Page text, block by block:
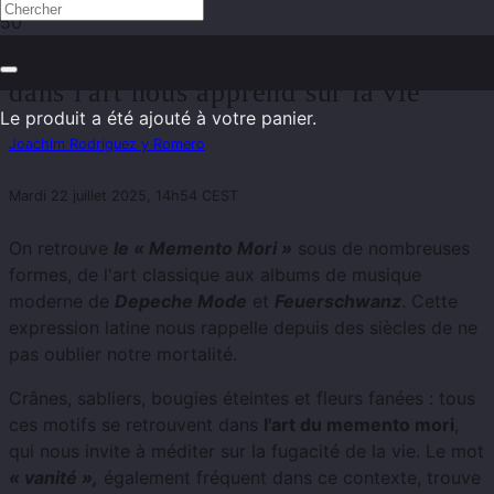
Le produit a été ajouté à votre panier.
dans l'art nous apprend sur la vie
Joachim Rodriguez y Romero
Mardi 22 juillet 2025, 14h54 CEST
On retrouve le « Memento Mori » sous de nombreuses
formes, de l'art classique aux albums de musique
moderne de Depeche Mode et Feuerschwanz. Cette
expression latine nous rappelle depuis des siècles de ne
pas oublier notre mortalité.
Crânes, sabliers, bougies éteintes et fleurs fanées : tous
ces motifs se retrouvent dans l'art du memento mori
qui nous invite à méditer sur la fugacité de la vie. Le mot
« vanité », également fréquent dans ce contexte, trouve